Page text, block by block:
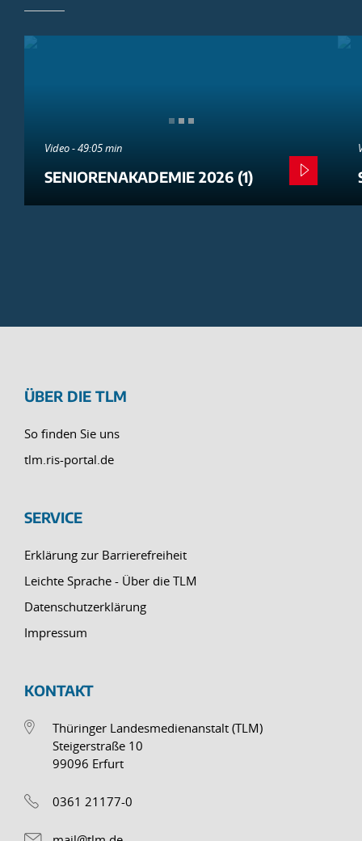
Video - 49:05 min
SENIORENAKADEMIE 2026 (1)
ÜBER DIE TLM
So finden Sie uns
tlm.ris-portal.de
SERVICE
Erklärung zur Barrierefreiheit
Leichte Sprache - Über die TLM
Datenschutzerklärung
Impressum
KONTAKT
Thüringer Landesmedienanstalt (TLM)
Steigerstraße 10
99096 Erfurt
0361 21177-0